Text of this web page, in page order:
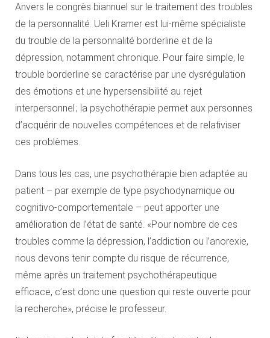
Anvers le congrès biannuel sur le traitement des troubles
de la personnalité. Ueli Kramer est lui-même spécialiste
du trouble de la personnalité borderline et de la
dépression, notamment chronique. Pour faire simple, le
trouble borderline se caractérise par une dysrégulation
des émotions et une hypersensibilité au rejet
interpersonnel ; la psychothérapie permet aux personnes
d’acquérir de nouvelles compétences et de relativiser
ces problèmes.
Dans tous les cas, une psychothérapie bien adaptée au
patient – par exemple de type psychodynamique ou
cognitivo-comportementale – peut apporter une
amélioration de l’état de santé. «Pour nombre de ces
troubles comme la dépression, l’addiction ou l’anorexie,
nous devons tenir compte du risque de récurrence,
même après un traitement psychothérapeutique
efficace, c’est donc une question qui reste ouverte pour
la recherche», précise le professeur.